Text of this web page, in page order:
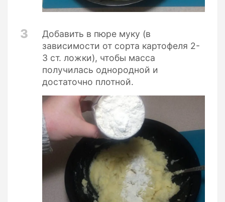
3
Добавить в пюре муку (в
зависимости от сорта картофеля 2-
3 ст. ложки), чтобы масса
получилась однородной и
достаточно плотной.